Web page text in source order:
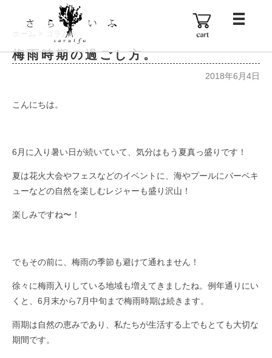
ホーム > コラム>
梅雨時期の過ごし方。
2018年6月4日
こんにちは。
6月に入り暑い日が続いていて、気分はもう夏真っ盛りです！
夏は花火大会やフェスなどのイベントに、海やプールにバーベキ
ューなどの自然を楽しむレジャーも盛り沢山！
楽しみですね〜！
でもその前に、梅雨の季節も避けて通れません！
徐々に梅雨入りしている地域も増えてきましたね。例年通りにい
くと、6月末から7月中旬まで梅雨時期は続きます。
雨期は自然の恵みであり、私たちが生活する上でもとても大切な
期間です。